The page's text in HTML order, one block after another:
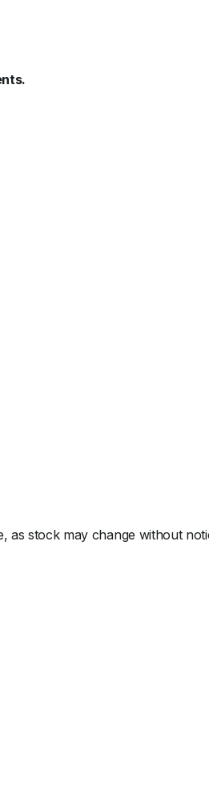
as stock may change without